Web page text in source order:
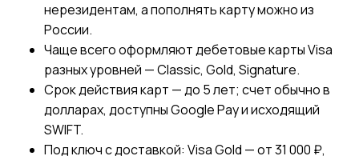
нерезидентам, а пополнять карту можно из
России.
Чаще всего оформляют дебетовые карты Visa
разных уровней — Classic, Gold, Signature.
Срок действия карт — до 5 лет; счет обычно в
долларах, доступны Google Pay и исходящий
SWIFT.
Под ключ с доставкой: Visa Gold — от 31 000 ₽,